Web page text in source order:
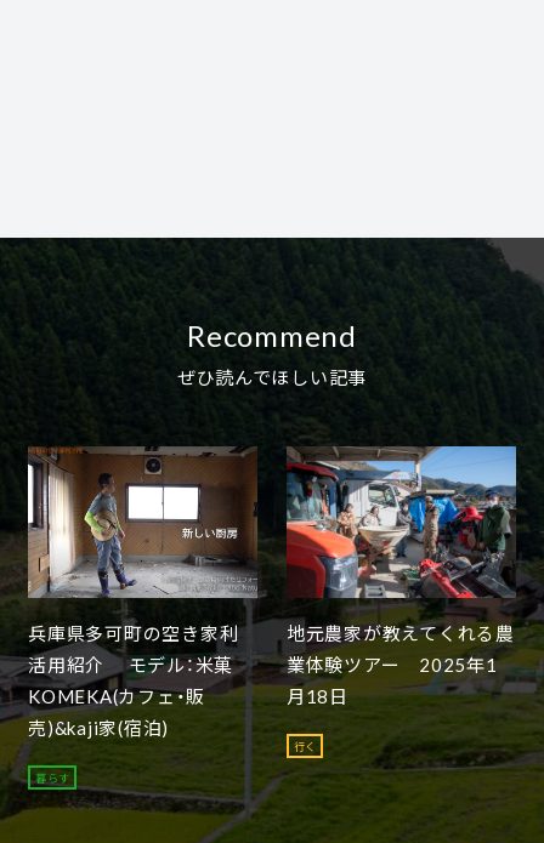
Recommend
ぜひ読んでほしい記事
兵庫県多可町の空き家利
活用紹介 モデル：米菓
KOMEKA(カフェ・販
売)&kaji家(宿泊)
暮らす
地元農家が教えてくれる農
業体験ツアー 2025年1
月18日
行く